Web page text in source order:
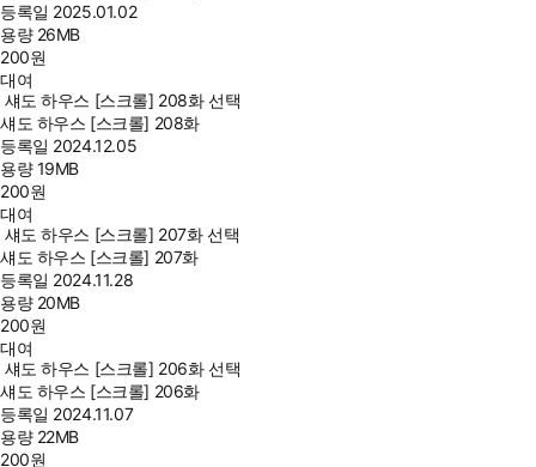
등록일 2025.01.02
용량 26MB
200원
대여
섀도 하우스 [스크롤] 208화 선택
섀도 하우스 [스크롤] 208화
등록일 2024.12.05
용량19MB
200원
대여
섀도 하우스 [스크롤] 207화 선택
섀도 하우스 [스크롤] 207화
등록일 2024.11.28
용량 20MB
200원
대여
섀도 하우스 [스크롤] 206화 선택
섀도 하우스 [스크롤] 206화
등록일 2024.11.07
용량 22MB
200원